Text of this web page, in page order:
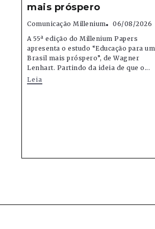
mais próspero
Comunicação Millenium
06/08/2026
A 55ª edição do Millenium Papers
apresenta o estudo “Educação para um
Brasil mais próspero”, de Wagner
Lenhart. Partindo da ideia de que o...
Leia